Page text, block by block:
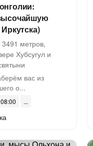
метров,
Хубсугул и
вас из
о...